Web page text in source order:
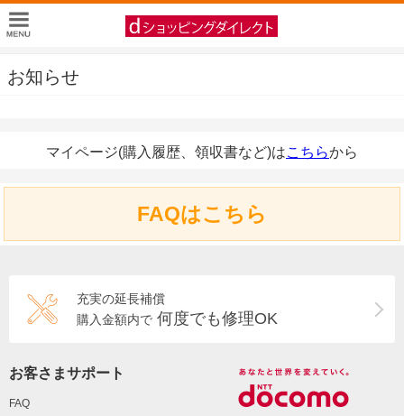
お知らせ
マイページ(購入履歴、領収書など)はこちらから
FAQはこちら
充実の延長補償
購入金額内で 何度でも修理OK
お客さまサポート
FAQ